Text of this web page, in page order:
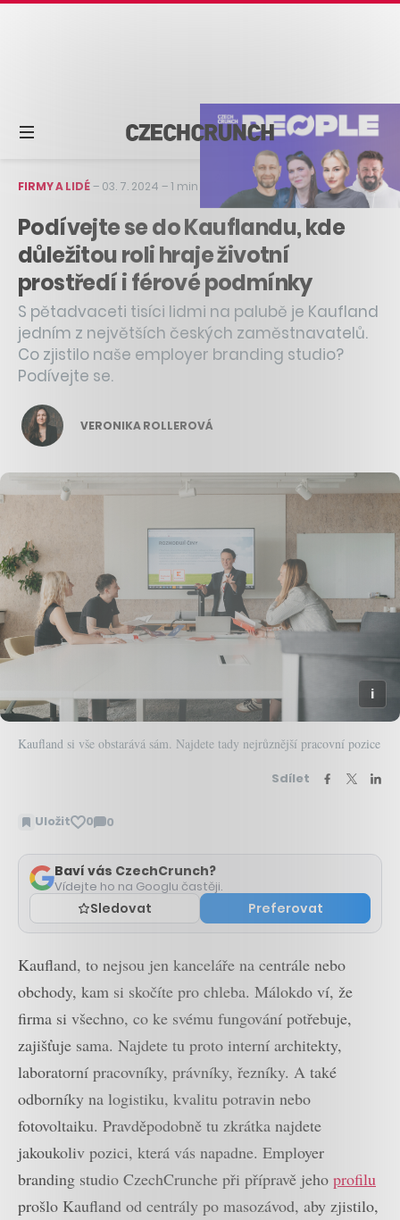
FIRMY A LIDÉ– 03. 7. 2024 –1 min čtení
Podívejte se do Kauflandu, kde
důležitou roli hraje životní
prostředí i férové podmínky
S pětadvaceti tisíci lidmi na palubě je Kaufland
jedním z největších českých zaměstnavatelů.
Co zjistilo naše employer branding studio?
Podívejte se.
VERONIKA ROLLEROVÁ
Kaufland si vše obstarává sám. Najdete tady nejrůznější pracovní pozice
Sdílet
Uložit 0 0
Zobrazit
Baví vás CzechCrunch?
Vídejte ho na Googlu častěji.
Sledovat Preferovat
Kaufland, to nejsou jen kanceláře na centrále nebo
obchody, kam si skočíte pro chleba. Málokdo ví, že
firma si všechno, co ke svému fungování potřebuje,
zajišťuje sama. Najdete tu proto interní architekty,
laboratorní pracovníky, právníky, řezníky. A také
odborníky na logistiku, kvalitu potravin nebo
fotovoltaiku. Pravděpodobně tu zkrátka najdete
jakoukoliv pozici, která vás napadne. Employer
branding studio CzechCrunche při přípravě jeho profilu
prošlo Kaufland od centrály po masozávod, aby zjistilo,